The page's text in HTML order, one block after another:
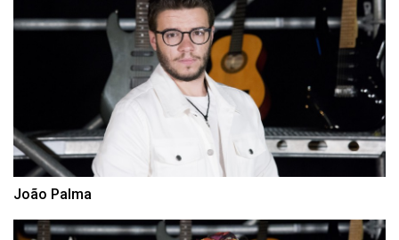
João Palma